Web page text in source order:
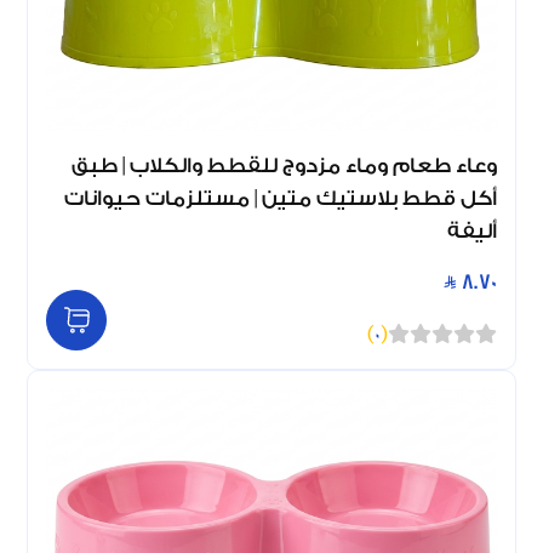
وعاء طعام وماء مزدوج للقطط والكلاب | طبق
أكل قطط بلاستيك متين | مستلزمات حيوانات
أليفة
8.70
(
0
)